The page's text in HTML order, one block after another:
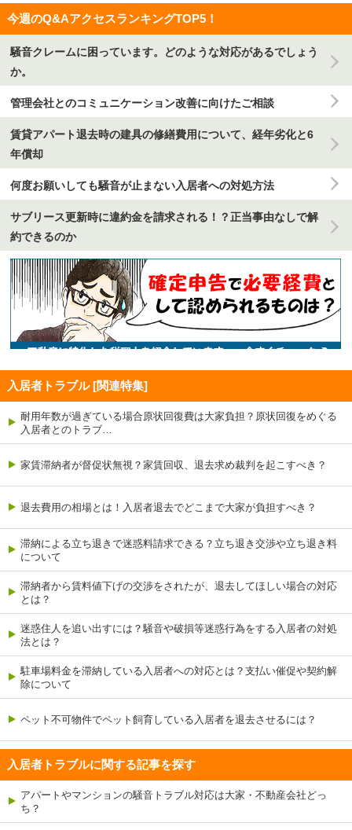
今週のQ&AアクセスランキングTOP5！
騒音クレームに困っています。どのような対応があるでしょう
か。
管理会社とのコミュニケーション改善に向けたご相談
賃貸アパート退去時の建具の修繕費用について、経年劣化と6
年償却
何度お願いしても騒音が止まない入居者への対処方法
サブリース更新時に違約金を請求される！？正当事由なしで解
約できるのか
入居者トラブル [関連特集]
耐用年数が過ぎている場合原状回復費は大家負担？原状回復をめぐる
入居者とのトラブ…
家賃滞納者が督促状無視？家賃回収、退去求め裁判を起こすべき？
退去費用の相場とは！入居者退去でどこまで大家が負担すべき？
滞納による立ち退きで迷惑料請求できる？立ち退き交渉や立ち退き料
について
滞納者から賃料値下げの交渉をされたが、退去してほしい場合の対応
とは？
迷惑住人を追い出すには？騒音や破損等迷惑行為をする入居者の対処
法とは？
駐車場料金を滞納している入居者への対応とは？支払い催促や契約解
除について
ペット不可物件でペット飼育している入居者を退去させるには？
入居者トラブルに関する記事を探す
アパートやマンションの騒音トラブル対応は大家・不動産会社どっ
ち？